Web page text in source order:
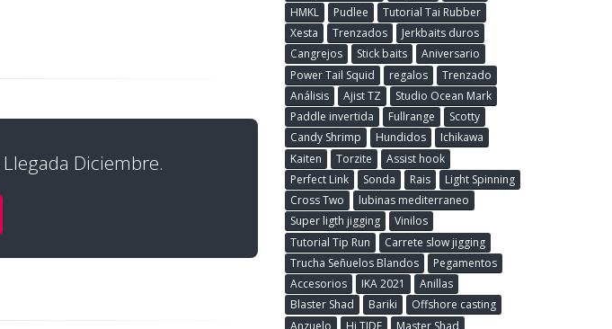
Llegada Diciembre.
HMKL
Pudlee
Tutorial Tai Rubber
Xesta
Trenzados
Jerkbaits duros
Cangrejos
Stick baits
Aniversario
Power Tail Squid
regalos
Trenzado
Análisis
Ajist TZ
Studio Ocean Mark
Paddle invertida
Fullrange
Scotty
Candy Shrimp
Hundidos
Ichikawa
Kaiten
Torzite
Assist hook
Perfect Link
Sonda Rais
Light Spinning
Cross Two
lubinas mediterraneo
Super ligth jigging
Vinilos
Tutorial Tip Run
Carrete slow jigging
Trucha Señuelos Blandos
Pegamentos
Accesorios
IKA 2021
Anillas
Blaster Shad
Bariki
Offshore casting
Anzuelo
Hi TIDE
Master Shad